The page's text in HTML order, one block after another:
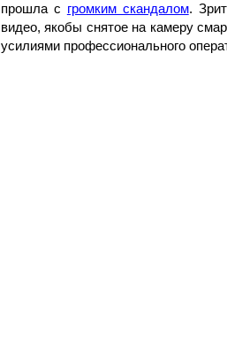
прошла с громким скандалом.
видео, якобы снятое на камеру
усилиями профессионального